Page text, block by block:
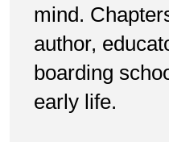
mind.
author,
boarding
early life.